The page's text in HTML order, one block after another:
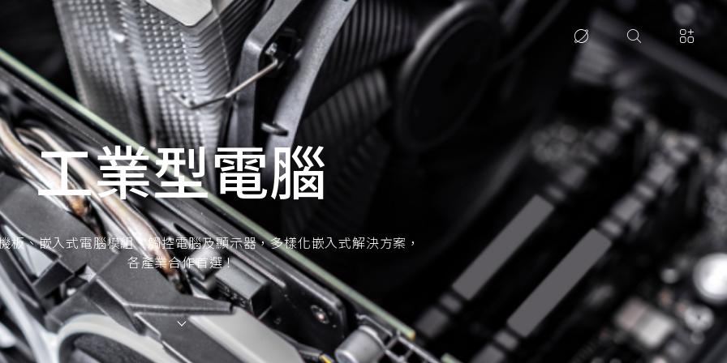
工業型電腦
板、嵌入式電腦模組、觸控電腦及顯示器，多樣化嵌入式解決方案，
各產業合作首選！